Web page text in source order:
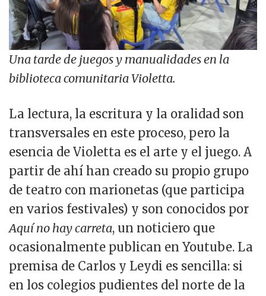
Una tarde de juegos y manualidades en la
biblioteca comunitaria Violetta.
La lectura, la escritura y la oralidad son
transversales en este proceso, pero la
esencia de Violetta es el arte y el juego. A
partir de ahí han creado su propio grupo
de teatro con marionetas (que participa
en varios festivales) y son conocidos por
Aquí no hay carreta, un noticiero que
ocasionalmente publican en Youtube. La
premisa de Carlos y Leydi es sencilla: si
en los colegios pudientes del norte de la